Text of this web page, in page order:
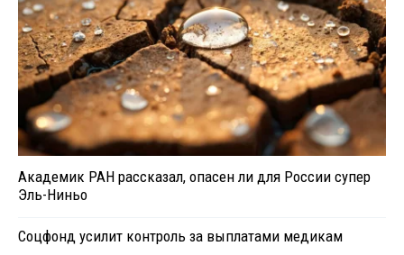
Академик РАН рассказал, опасен ли для России супер
Эль-Ниньо
Соцфонд усилит контроль за выплатами медикам